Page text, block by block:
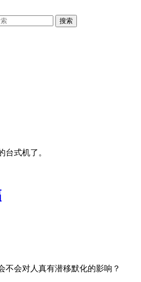
搜索
台式机了。
不会对人真有潜移默化的影响？